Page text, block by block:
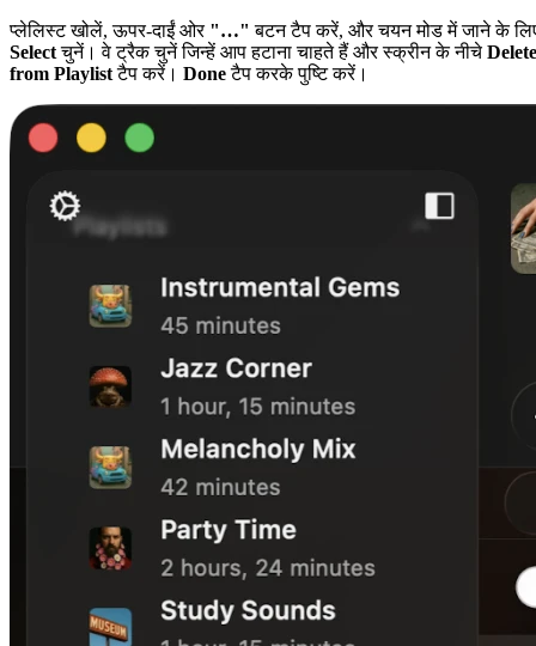
प्लेलिस्ट खोलें, ऊपर-दाईं ओर "…" बटन टैप करें, और चयन मोड में जाने के
Selectचुनें। वे ट्रैक चुनें जिन्हें आप हटाना चाहते हैं और स्क्रीन के नीचे Delete
from Playlistटैप करें। Doneटैप करके पुष्टि करें।